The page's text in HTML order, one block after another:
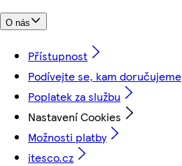
O nás
Přístupnost
Podívejte se, kam doručujeme
Poplatek za službu
Nastavení Cookies
Možnosti platby
itesco.cz